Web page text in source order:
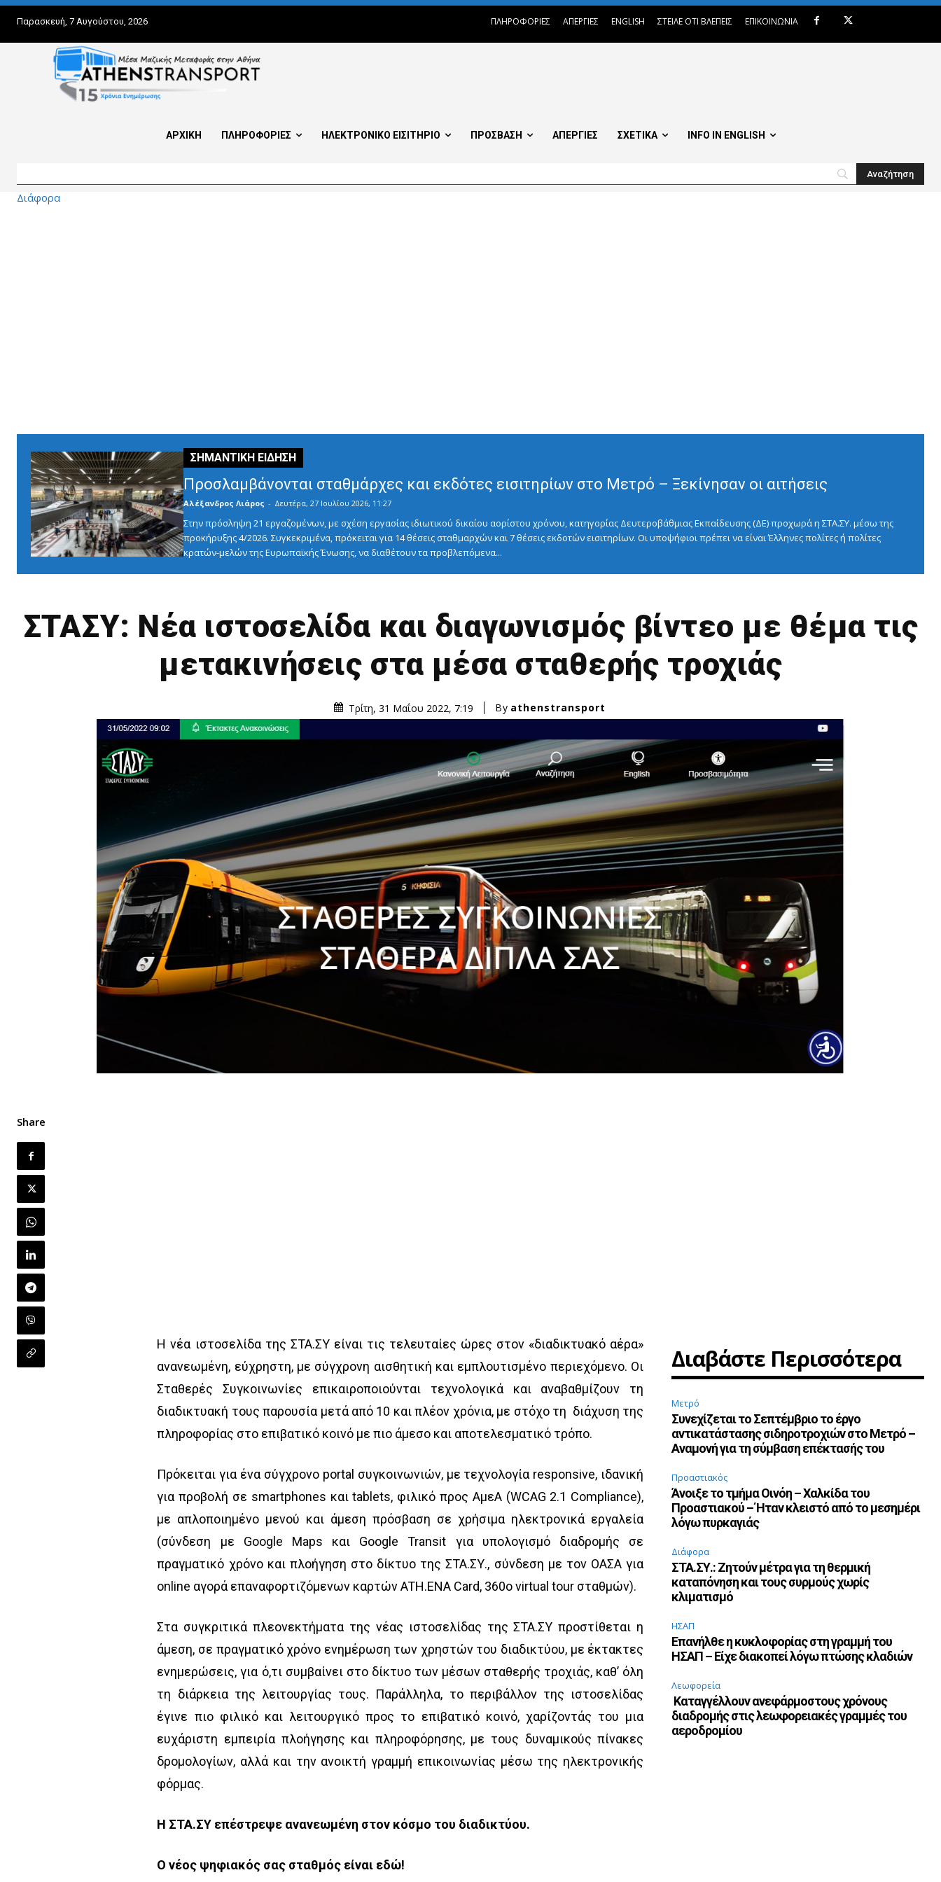
Παρασκευή, 7 Αυγούστου, 2026 ΠΛΗΡΟΦΟΡΙΕΣ ΑΠΕΡΓΙΕΣ ENGLISH ΣΤΕΙΛΕ ΟΤΙ ΒΛΕΠΕΙΣ ΕΠΙΚΟΙΝΩΝΙΑ
ΑΡΧΙΚΗ ΠΛΗΡΟΦΟΡΙΕΣ ΗΛΕΚΤΡΟΝΙΚΟ ΕΙΣΙΤΗΡΙΟ ΠΡΟΣΒΑΣΗ ΑΠΕΡΓΙΕΣ ΣΧΕΤΙΚΑ INFO IN ENGLISH
Διάφορα
Προσλαμβάνονται σταθμάρχες και εκδότες εισιτηρίων στο Μετρό – Ξεκίνησαν οι αιτήσεις
Αλέξανδρος Λιάρος - Δευτέρα, 27 Ιουλίου 2026, 11:27
Στην πρόσληψη 21 εργαζομένων, με σχέση εργασίας ιδιωτικού δικαίου αορίστου χρόνου, κατηγορίας Δευτεροβάθμιας Εκπαίδευσης (ΔΕ) προχωρά η ΣΤΑ.ΣΥ. μέσω της
προκήρυξης 4/2026. Συγκεκριμένα, πρόκειται για 14 θέσεις σταθμαρχών και 7 θέσεις εκδοτών εισιτηρίων. Οι υποψήφιοι πρέπει να είναι Έλληνες πολίτες ή πολίτες
κρατών-μελών της Ευρωπαϊκής Ένωσης, να διαθέτουν τα προβλεπόμενα...
ΣΤΑΣΥ: Νέα ιστοσελίδα και διαγωνισμός βίντεο με θέμα τις
μετακινήσεις στα μέσα σταθερής τροχιάς
Τρίτη, 31 Μαΐου 2022, 7:19 By athenstransport
Share
H νέα ιστοσελίδα της ΣΤΑ.ΣΥ είναι τις τελευταίες ώρες στον «διαδικτυακό αέρα»
ανανεωμένη, εύχρηστη, με σύγχρονη αισθητική και εμπλουτισμένο περιεχόμενο. Οι
Σταθερές Συγκοινωνίες επικαιροποιούνται τεχνολογικά και αναβαθμίζουν τη
διαδικτυακή τους παρουσία μετά από 10 και πλέον χρόνια, με στόχο τη διάχυση της
πληροφορίας στο επιβατικό κοινό με πιο άμεσο και αποτελεσματικό τρόπο.
Πρόκειται για ένα σύγχρονο portal συγκοινωνιών, με τεχνολογία responsive, ιδανική
για προβολή σε smartphones και tablets, φιλικό προς ΑμεΑ (WCAG 2.1 Compliance),
με απλοποιημένο μενού και άμεση πρόσβαση σε χρήσιμα ηλεκτρονικά εργαλεία
(σύνδεση με Google Maps και Google Transit για υπολογισμό διαδρομής σε
πραγματικό χρόνο και πλοήγηση στο δίκτυο της ΣΤΑ.ΣΥ., σύνδεση με τον ΟΑΣΑ για
online αγορά επαναφορτιζόμενων καρτών ATH.ENA Card, 360ovirtual tour σταθμών).
Στα συγκριτικά πλεονεκτήματα της νέας ιστοσελίδας της ΣΤΑ.ΣΥ προστίθεται η
άμεση, σε πραγματικό χρόνο ενημέρωση των χρηστών του διαδικτύου, με έκτακτες
ενημερώσεις, για ό,τι συμβαίνει στο δίκτυο των μέσων σταθερής τροχιάς, καθ’ όλη
τη διάρκεια της λειτουργίας τους. Παράλληλα, το περιβάλλον της ιστοσελίδας
έγινε πιο φιλικό και λειτουργικό προς το επιβατικό κοινό, χαρίζοντάς του μια
ευχάριστη εμπειρία πλοήγησης και πληροφόρησης, με τους δυναμικούς πίνακες
δρομολογίων, αλλά και την ανοικτή γραμμή επικοινωνίας μέσω της ηλεκτρονικής
φόρμας.
Η ΣΤΑ.ΣΥ επέστρεψε ανανεωμένη στον κόσμο του διαδικτύου.
Ο νέος ψηφιακός σας σταθμός είναι εδώ!
Διαβάστε Περισσότερα
Μετρό
Συνεχίζεται το Σεπτέμβριο το έργο
αντικατάστασης σιδηροτροχιών στο Μετρό –
Αναμονή για τη σύμβαση επέκτασής του
Προαστιακός
Άνοιξε το τμήμα Οινόη – Χαλκίδα του
Προαστιακού – Ήταν κλειστό από το μεσημέρι
λόγω πυρκαγιάς
Διάφορα
ΣΤΑ.ΣΥ.: Ζητούν μέτρα για τη θερμική
καταπόνηση και τους συρμούς χωρίς
κλιματισμό
ΗΣΑΠ
Επανήλθε η κυκλοφορίας στη γραμμή του
ΗΣΑΠ – Είχε διακοπεί λόγω πτώσης κλαδιών
Λεωφορεία
Καταγγέλλουν ανεφάρμοστους χρόνους
διαδρομής στις λεωφορειακές γραμμές του
αεροδρομίου